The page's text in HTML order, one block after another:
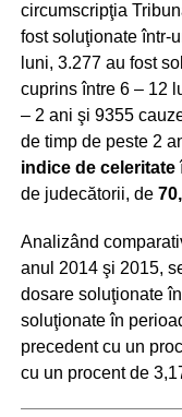
circumscripţia
fost soluţionate într-
luni, 3.277 au fost
cuprins între 6 – 12
– 2 ani şi 9355
de timp de peste 2
indice de celeritate
de judecătorii, de
Analizând
anul 2014 şi 2015,
dosare soluţionate
soluţionate în
precedent cu un
cu un procent de